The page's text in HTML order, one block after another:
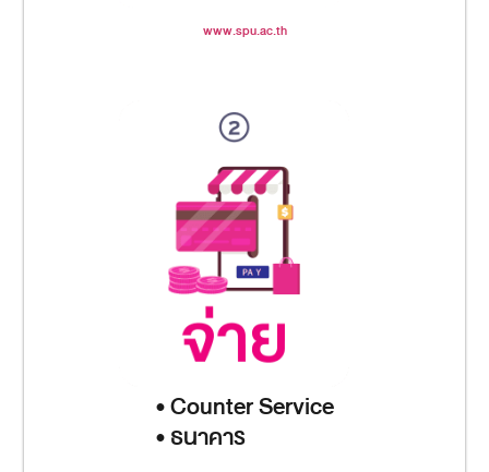
www.spu.ac.th
• Counter Service
• ธนาคาร